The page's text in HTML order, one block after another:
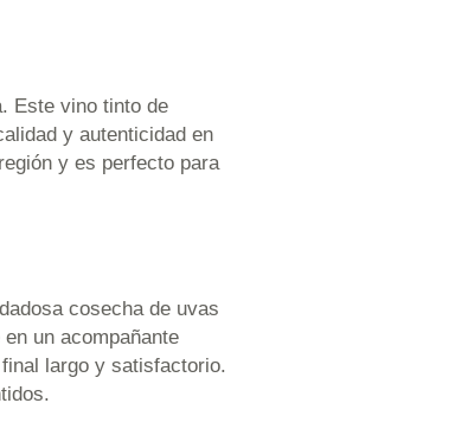
Este vino tinto de
y autenticidad en
y es perfecto para
cosecha de uvas
un acompañante
largo y satisfactorio.